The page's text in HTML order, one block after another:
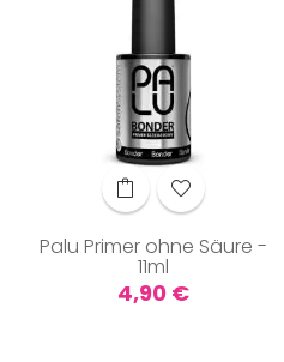
Palu Primer ohne Säure -
11ml
Preis
4,90 €